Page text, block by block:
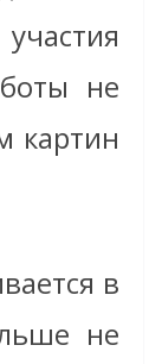
не
картин
в
не